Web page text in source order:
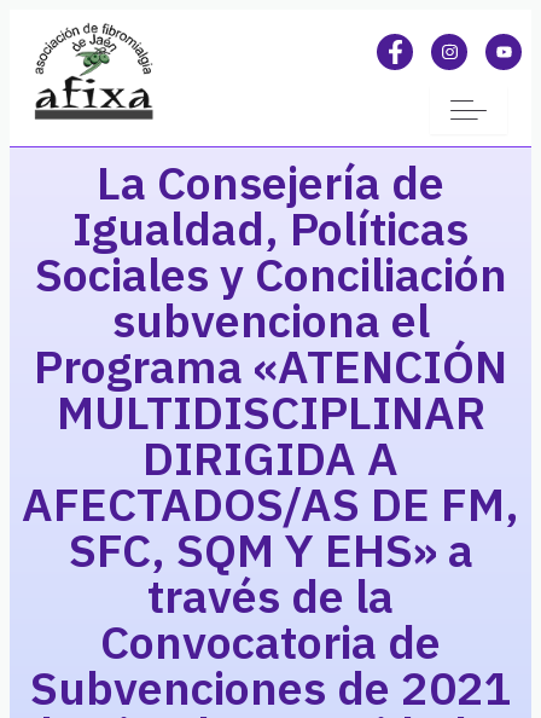
La Consejería de
Igualdad, Políticas
Sociales y Conciliación
subvenciona el
Programa «ATENCIÓN
MULTIDISCIPLINAR
DIRIGIDA A
AFECTADOS/AS DE FM,
SFC, SQM Y EHS» a
través de la
Convocatoria de
Subvenciones de 2021